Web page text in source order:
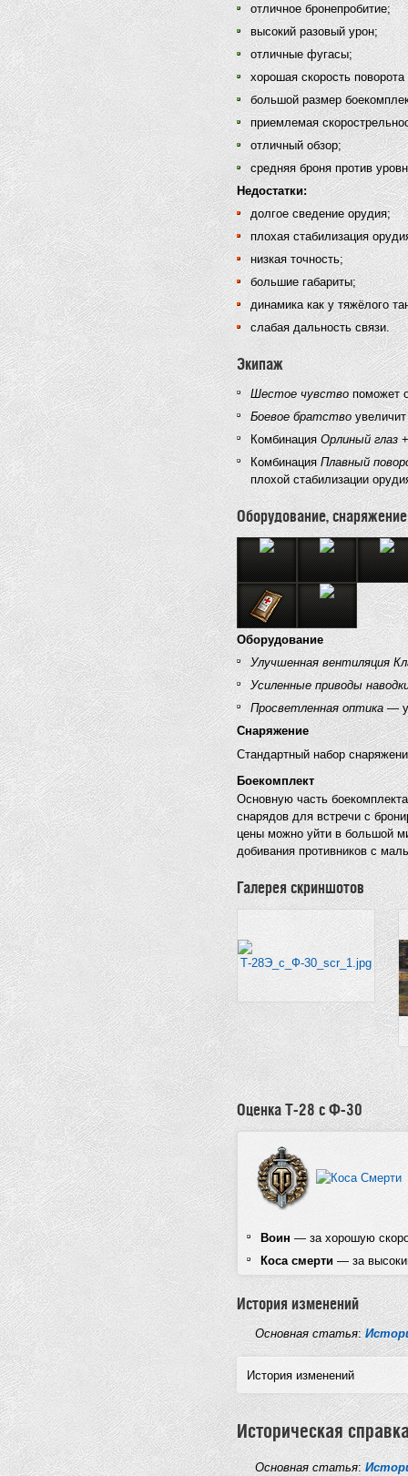
отличное бронепробитие;
высокий разовый урон;
отличные фугасы;
хорошая скорость
большой размер
приемлемая
отличный обзор;
средняя броня против
Недостатки:
долгое сведение орудия;
плохая стабилизация
низкая точность;
большие габариты;
динамика как у тяжёлого
слабая дальность связи.
Экипаж
Шестое чувство поможет
Боевое братство
КомбинацияОрлиный глаз
Комбинация Плавный
плохой стабилизации
Оборудование,
Оборудование
Улучшенная вентиляция
Усиленные приводы
Просветленная оптика —
Снаряжение
Стандартный набор
Боекомплект
Основную часть
снарядов для встречи с
цены можно уйти в большой
добивания противников с
Галерея скриншотов
Оценка Т-28 с Ф-30
Воин — за хорошую
Коса cмерти — за
История изменений
Основная статья:
История изменений
Историческая
Основная статья: